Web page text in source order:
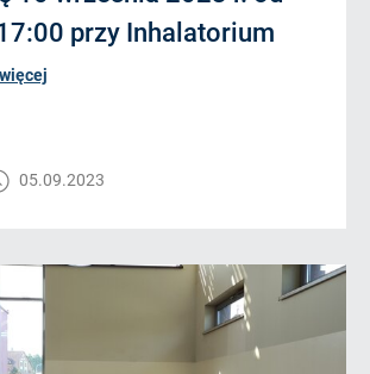
przy Inhalatorium
05.09.2023